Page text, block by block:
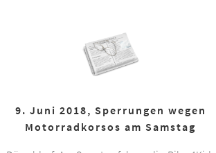
9. Juni 2018, Sperrungen wegen
Motorradkorsos am Samstag